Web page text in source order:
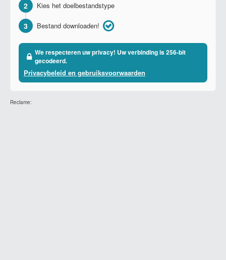
2 Kies het doelbestandstype
3 Bestand downloaden!
We respecteren uw privacy! Uw verbinding is 256-bit
gecodeerd.
Privacybeleid en gebruiksvoorwaarden
Reclame: